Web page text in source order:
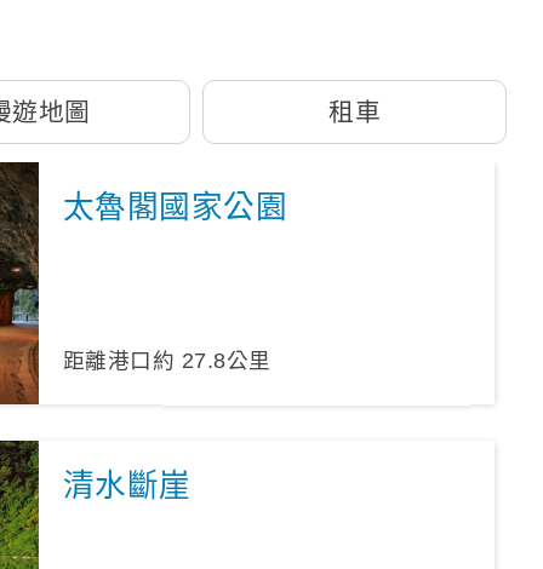
太魯閣國家公園
距離港口約 27.8公里
清水斷崖
遊地圖 租車